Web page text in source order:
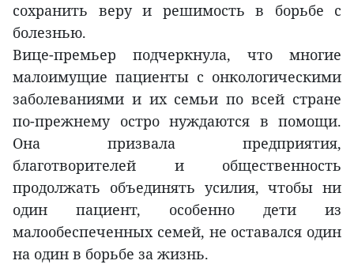
сохранить веру и решимость в борьбе с
болезнью.
Вице-премьер подчеркнула, что многие
малоимущие пациенты с онкологическими
заболеваниями и их семьи по всей стране
по-прежнему остро нуждаются в помощи.
Она призвала предприятия,
благотворителей и общественность
продолжать объединять усилия, чтобы ни
один пациент, особенно дети из
малообеспеченных семей, не оставался один
на один в борьбе за жизнь.